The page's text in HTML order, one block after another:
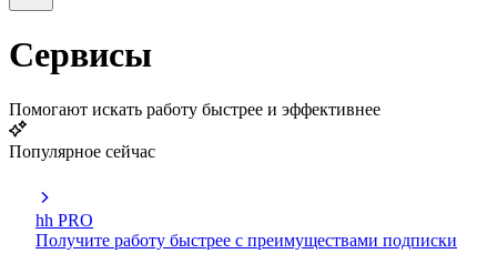
Сервисы
Помогают искать работу быстрее и эффективнее
Популярное сейчас
hh PRO
Получите работу быстрее с преимуществами подписки